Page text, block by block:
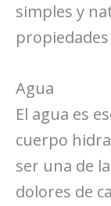
simples y
Agua
El agua es
cuerpo
ser una de
dolores de